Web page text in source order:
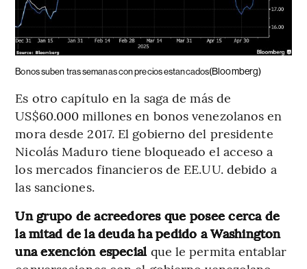
Bonos suben tras semanas con precios estancados(Bloomberg)
Es otro capítulo en la saga de más de
US$60.000 millones en bonos venezolanos en
mora desde 2017. El gobierno del presidente
Nicolás Maduro tiene bloqueado el acceso a
los mercados financieros de EE.UU. debido a
las sanciones.
Un grupo de acreedores que posee cerca de
la mitad de la deuda ha pedido a Washington
una exención especialque le permita entablar